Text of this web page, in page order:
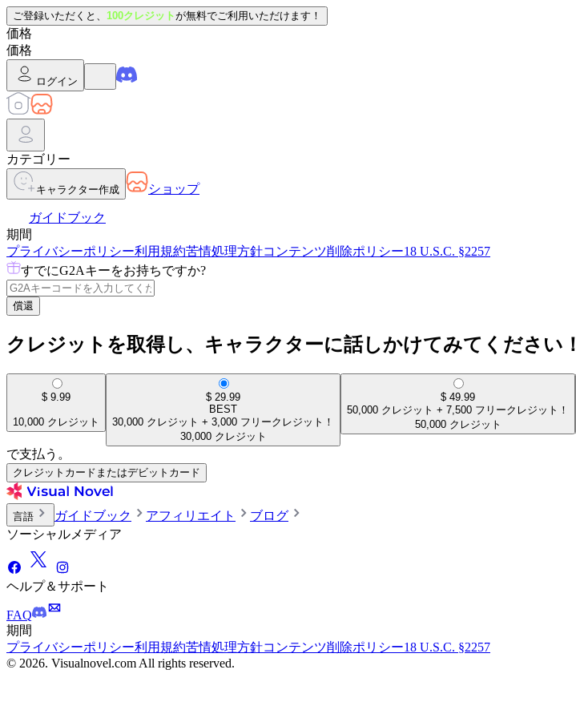
ご登録いただくと、 100クレジットが無料でご利用いただけます！
価格
価格
ログイン
カテゴリー
キャラクター作成 ショップ
ガイドブック
期間
プライバシーポリシー利用規約苦情処理方針コンテンツ削除ポリシー18 U.S.C. §2257
すでにG2Aキーをお持ちですか?
償還
クレジットを取得し、キャラクターに話しかけてみてください！
$ 9.99
10,000 クレジット
$ 29.99
BEST
30,000 クレジット + 3,000 フリークレジット！
30,000 クレジット
$ 49.99
50,000 クレジット + 7,500 フリークレジット！
50,000 クレジット
で支払う。
クレジットカードまたはデビットカード
言語 ガイドブック アフィリエイト
ブログ
ソーシャルメディア
ヘルプ＆サポート
FAQ
期間
プライバシーポリシー利用規約苦情処理方針コンテンツ削除ポリシー18 U.S.C. §2257
© 2026. Visualnovel.com All rights reserved.